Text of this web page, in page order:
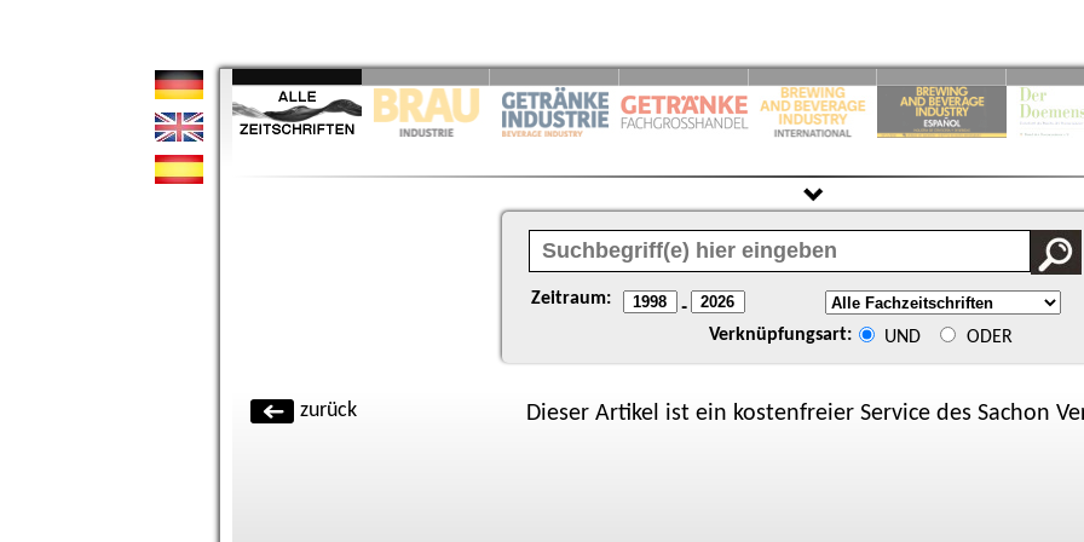
Zeitraum: -
Verknüpfungsart: UND ODER
zurück Dieser Artikel ist ein kostenfreier Service des Sachon